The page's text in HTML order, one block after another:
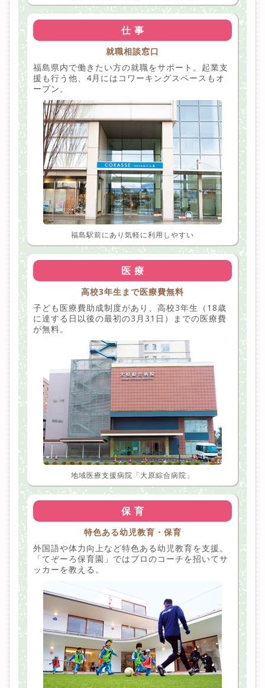
仕 事
就職相談窓口
福島県内で働きたい方の就職をサポート。起業支
援も行う他、4月にはコワーキングスペースもオ
ープン。
福島駅前にあり気軽に利用しやすい
医 療
高校3年生まで医療費無料
子ども医療費助成制度があり、高校3年生（18歳
に達する日以後の最初の3月31日）までの医療費
が無料。
地域医療支援病院「大原綜合病院」
保 育
特色ある幼児教育・保育
外国語や体力向上など特色ある幼児教育を支援。
「てぞーろ保育園」ではプロのコーチを招いてサ
ッカーを教える。